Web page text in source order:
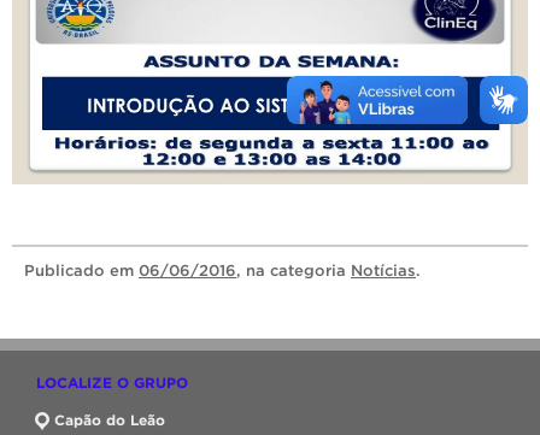
Publicado em 06/06/2016, na categoria Notícias.
LOCALIZE O GRUPO
Capão do Leão